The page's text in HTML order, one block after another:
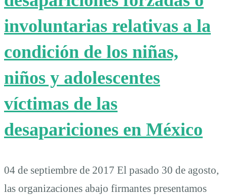
involuntarias relativas a la
condición de los niñas,
niños y adolescentes
víctimas de las
desapariciones en México
04 de septiembre de 2017 El pasado 30 de agosto,
las organizaciones abajo firmantes presentamos